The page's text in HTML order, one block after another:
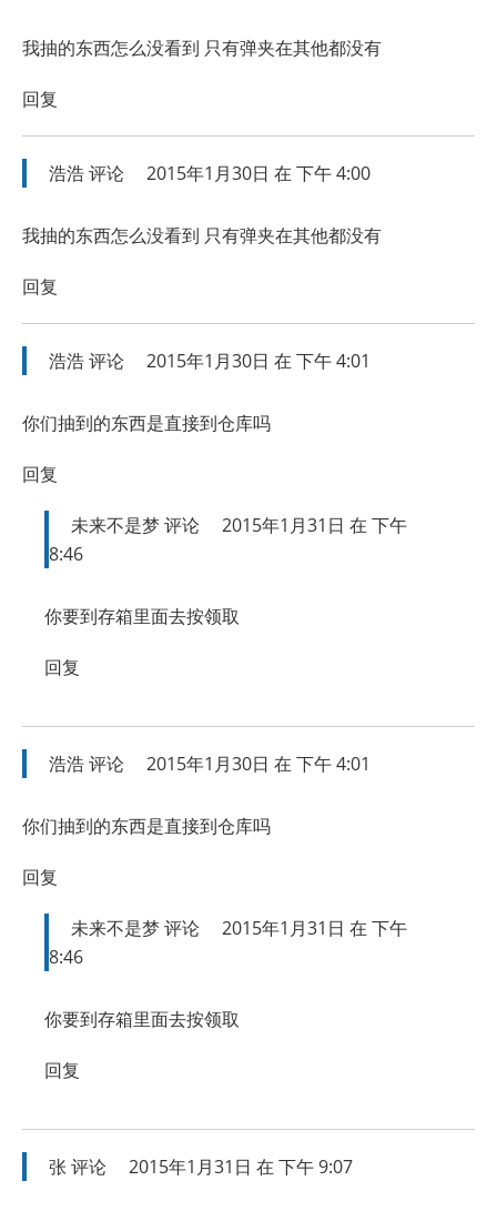
我抽的东西怎么没看到 只有弹夹在其他都没有
回复
浩浩评论 2015年1月30日 在 下午 4:00
我抽的东西怎么没看到 只有弹夹在其他都没有
回复
浩浩评论 2015年1月30日 在 下午 4:01
你们抽到的东西是直接到仓库吗
回复
未来不是梦评论
2015年1月31日 在 下午
8:46
你要到存箱里面去按领取
回复
浩浩评论 2015年1月30日 在 下午 4:01
你们抽到的东西是直接到仓库吗
回复
未来不是梦评论
2015年1月31日 在 下午
8:46
你要到存箱里面去按领取
回复
张 评论 2015年1月31日 在 下午 9:07